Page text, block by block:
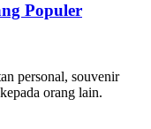
Populer
personal, souvenir
orang lain.